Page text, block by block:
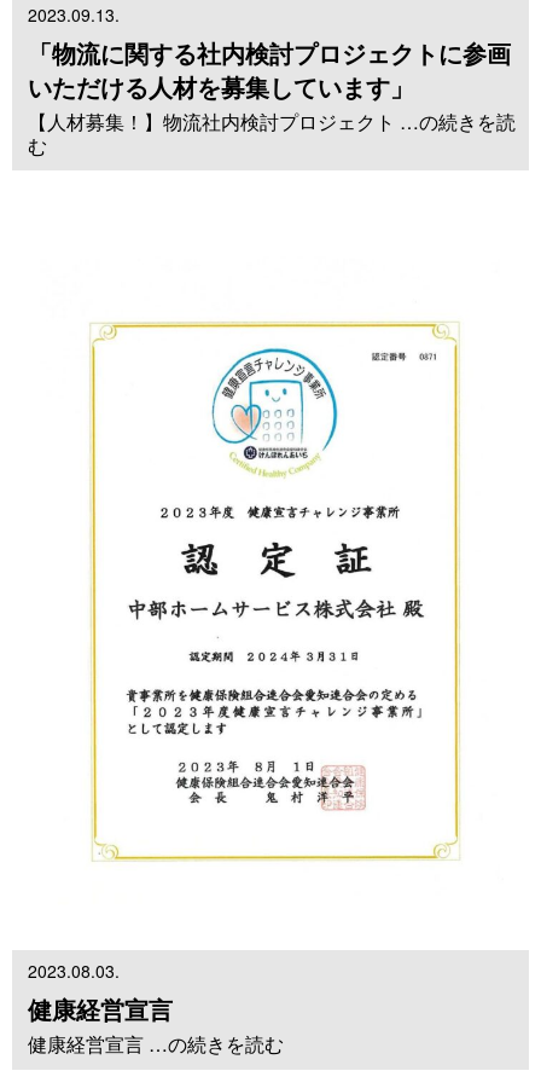
2023.09.13.
「物流に関する社内検討プロジェクトに参画
いただける人材を募集しています」
【人材募集！】物流社内検討プロジェクト …の続きを読
む
2023.08.03.
健康経営宣言
健康経営宣言 …の続きを読む